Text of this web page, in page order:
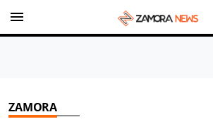
menu
ZAMORA